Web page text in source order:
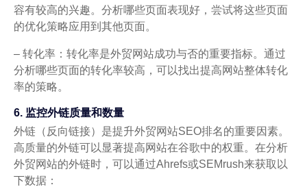
容有较高的兴趣。分析哪些页面表现好，尝试将这些页面
的优化策略应用到其他页面。
– 转化率：转化率是外贸网站成功与否的重要指标。通过
分析哪些页面的转化率较高，可以找出提高网站整体转化
率的策略。
6. 监控外链质量和数量
外链（反向链接）是提升外贸网站SEO排名的重要因素。
高质量的外链可以显著提高网站在谷歌中的权重。在分析
外贸网站的外链时，可以通过Ahrefs或SEMrush来获取以
下数据：